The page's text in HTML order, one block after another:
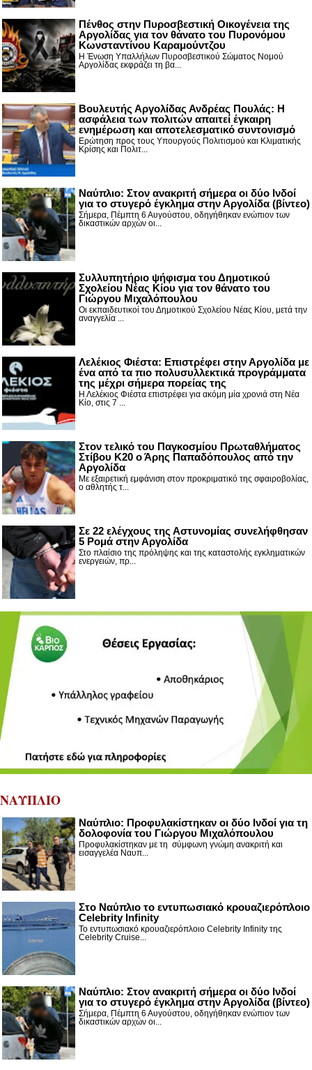
Πένθος στην Πυροσβεστική Οικογένεια της
Αργολίδας για τον θάνατο του Πυρονόμου
Κωνσταντίνου Καραμούντζου
Η Ένωση Υπαλλήλων Πυροσβεστικού Σώματος Νομού
Αργολίδας εκφράζει τη βα...
Βουλευτής Αργολίδας Ανδρέας Πουλάς: Η
ασφάλεια των πολιτών απαιτεί έγκαιρη
ενημέρωση και αποτελεσματικό συντονισμό
Ερώτηση προς τους Υπουργούς Πολιτισμού και Κλιματικής
Κρίσης και Πολιτ...
Nαύπλιο: Στον ανακριτή σήμερα οι δύο Ινδοί
για το στυγερό έγκλημα στην Αργολίδα (βίντεο)
Σήμερα, Πέμπτη 6 Αυγούστου, οδηγήθηκαν ενώπιον των
δικαστικών αρχών οι...
Συλλυπητήριο ψήφισμα του Δημοτικού
Σχολείου Νέας Κίου για τον θάνατο του
Γιώργου Μιχαλόπουλου
Οι εκπαιδευτικοί του Δημοτικού Σχολείου Νέας Κίου, μετά την
αναγγελία ...
Λελέκιος Φιέστα: Επιστρέφει στην Αργολίδα με
ένα από τα πιο πολυσυλλεκτικά προγράμματα
της μέχρι σήμερα πορείας της
Η Λελέκιος Φιέστα επιστρέφει για ακόμη μία χρονιά στη Νέα
Κίο, στις 7 ...
Στον τελικό του Παγκοσμίου Πρωταθλήματος
Στίβου Κ20 ο Άρης Παπαδόπουλος από την
Αργολίδα
Με εξαιρετική εμφάνιση στον προκριματικό της σφαιροβολίας,
ο αθλητής τ...
Σε 22 ελέγχους της Αστυνομίας συνελήφθησαν
5 Ρομά στην Αργολίδα
Στο πλαίσιο της πρόληψης και της καταστολής εγκληματικών
ενεργειών, πρ...
ΝΑΥΠΛΙΟ
Ναύπλιο: Προφυλακίστηκαν οι δύο Ινδοί για τη
δολοφονία του Γιώργου Μιχαλόπουλου
Προφυλακίστηκαν με τη σύμφωνη γνώμη ανακριτή και
εισαγγελέα Ναυπ...
Στο Ναύπλιο το εντυπωσιακό κρουαζιερόπλοιο
Celebrity Infinity
Το εντυπωσιακό κρουαζιερόπλοιο Celebrity Infinity της
Celebrity Cruise...
Nαύπλιο: Στον ανακριτή σήμερα οι δύο Ινδοί
για το στυγερό έγκλημα στην Αργολίδα (βίντεο)
Σήμερα, Πέμπτη 6 Αυγούστου, οδηγήθηκαν ενώπιον των
δικαστικών αρχών οι...